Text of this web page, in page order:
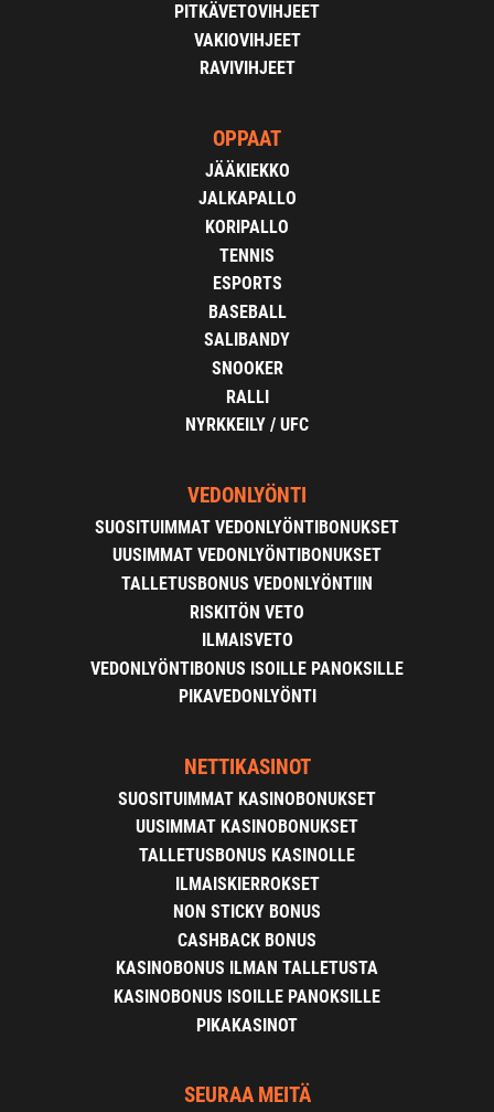
PITKÄVETOVIHJEET
VAKIOVIHJEET
RAVIVIHJEET
OPPAAT
JÄÄKIEKKO
JALKAPALLO
KORIPALLO
TENNIS
ESPORTS
BASEBALL
SALIBANDY
SNOOKER
RALLI
NYRKKEILY / UFC
VEDONLYÖNTI
SUOSITUIMMAT VEDONLYÖNTIBONUKSET
UUSIMMAT VEDONLYÖNTIBONUKSET
TALLETUSBONUS VEDONLYÖNTIIN
RISKITÖN VETO
ILMAISVETO
VEDONLYÖNTIBONUS ISOILLE PANOKSILLE
PIKAVEDONLYÖNTI
NETTIKASINOT
SUOSITUIMMAT KASINOBONUKSET
UUSIMMAT KASINOBONUKSET
TALLETUSBONUS KASINOLLE
ILMAISKIERROKSET
NON STICKY BONUS
CASHBACK BONUS
KASINOBONUS ILMAN TALLETUSTA
KASINOBONUS ISOILLE PANOKSILLE
PIKAKASINOT
SEURAA MEITÄ